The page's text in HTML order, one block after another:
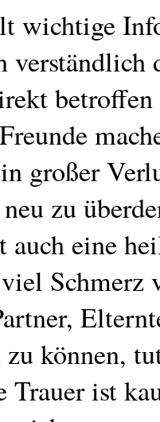
wichtige
verständlich
großer
zu
eine
Schmerz
können,
Trauer ist